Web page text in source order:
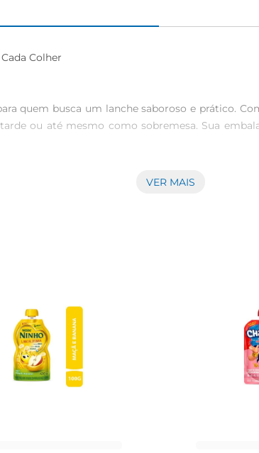
Colher
quem busca um lanche saboroso e prático.
ou até mesmo como sobremesa. Sua
Rico em proteínas, ele contribui para
de probióticos ajuda a promover a saúde
VER MAIS